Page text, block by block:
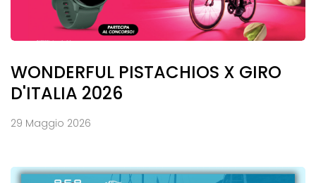
WONDERFUL PISTACHIOS X GIRO
D'ITALIA 2026
29 Maggio 2026